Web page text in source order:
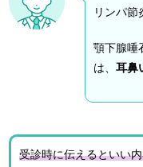
リンパ節
顎下腺唾
は、耳鼻
受診時に伝えるといい